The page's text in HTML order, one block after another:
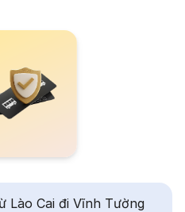
Lào Cai đi Vĩnh Tường